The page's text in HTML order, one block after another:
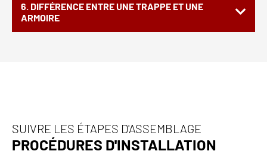
6. DIFFÉRENCE ENTRE UNE TRAPPE ET UNE
ARMOIRE
SUIVRE LES ÉTAPES D'ASSEMBLAGE
PROCÉDURES D'INSTALLATION